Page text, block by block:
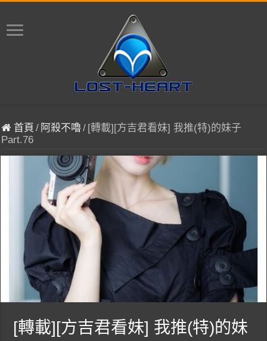
首頁 / 阿殺不嚕/ [轉載][方吉君看妹] 我推(特)的妹子
Part.76
[轉載][方吉君看妹] 我推(特)的妹